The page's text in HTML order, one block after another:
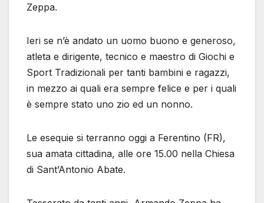
Zeppa.
Ieri se n’è andato un uomo buono e generoso,
atleta e dirigente, tecnico e maestro di Giochi e
Sport Tradizionali per tanti bambini e ragazzi,
in mezzo ai quali era sempre felice e per i quali
è sempre stato uno zio ed un nonno.
Le esequie si terranno oggi a Ferentino (FR),
sua amata cittadina, alle ore 15.00 nella Chiesa
di Sant’Antonio Abate.